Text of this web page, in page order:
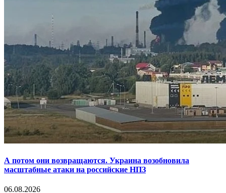
А потом они возвращаются. Украина возобновила
масштабные атаки на российские НПЗ
06.08.2026